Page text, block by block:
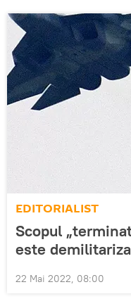
EDITORIALIST
Scopul
este
22 Mai 2022, 08:00